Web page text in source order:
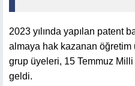
2023 yılında yapılan patent
almaya hak kazanan
grup üyeleri, 15 Temmuz
geldi.